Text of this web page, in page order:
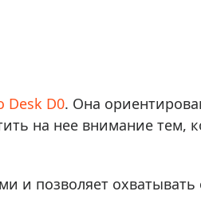
Лазерные
Измерители
Видеоэндоскопы
Desk D0. Она
на нее внимание тем,
и позволяет